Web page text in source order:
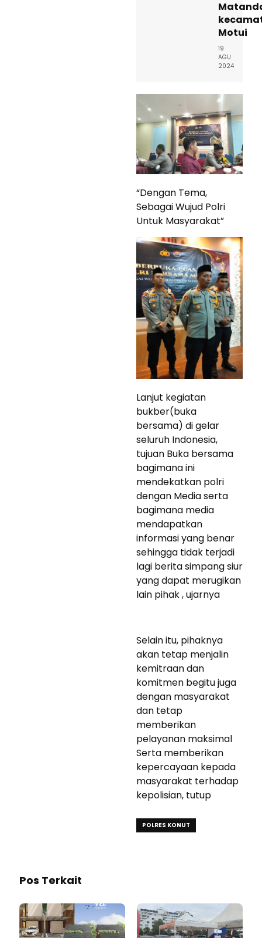
Motui
19
AGU
2024
“Dengan Tema,
Sebagai Wujud Polri
Untuk Masyarakat”
Lanjut kegiatan
bukber(buka
bersama) di gelar
seluruh Indonesia,
tujuan Buka bersama
bagimana ini
mendekatkan polri
dengan Media serta
bagimana media
mendapatkan
informasi yang benar
sehingga tidak terjadi
lagi berita simpang siur
yang dapat merugikan
lain pihak , ujarnya
Selain itu, pihaknya
akan tetap menjalin
kemitraan dan
komitmen begitu juga
dengan masyarakat
dan tetap
memberikan
pelayanan maksimal
Serta memberikan
kepercayaan kepada
masyarakat terhadap
kepolisian, tutup
POLRES KONUT
Pos Terkait